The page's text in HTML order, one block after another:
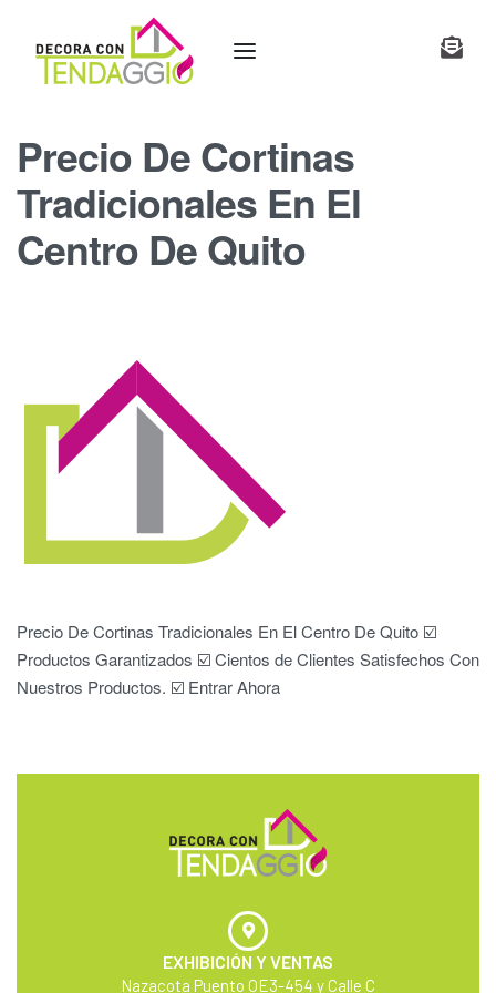
Precio De Cortinas
Tradicionales En El
Centro De Quito
Precio De Cortinas Tradicionales En El Centro De Quito ☑️
Productos Garantizados ☑️ Cientos de Clientes Satisfechos Con
Nuestros Productos. ☑️ Entrar Ahora
EXHIBICIÓN Y VENTAS
Nazacota Puento OE3-454 y Calle C